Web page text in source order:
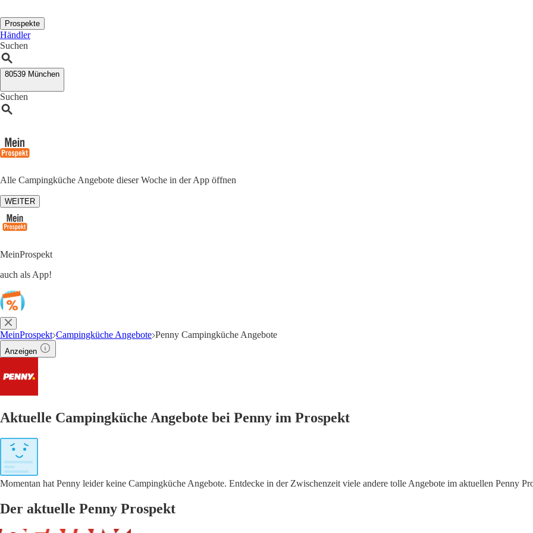
Prospekte
Händler
Suchen
80539 München
Suchen
Alle Campingküche Angebote dieser Woche in der App öffnen
WEITER
MeinProspekt
auch als App!
MeinProspekt Campingküche Angebote Penny Campingküche Angebote
Anzeigen
Aktuelle Campingküche Angebote bei Penny im Prospekt
Momentan hat Penny leider keine Campingküche Angebote. Entdecke in der Zwischenzeit viele andere tolle Angebote im aktuellen Penny
Der aktuelle Penny Prospekt